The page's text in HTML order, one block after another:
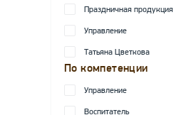
Праздничная продукция
Управление
Татьяна Цветкова
По компетенции
Управление
Воспитатель